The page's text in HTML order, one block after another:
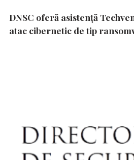
DNSC oferă asistență
atac cibernetic de tip